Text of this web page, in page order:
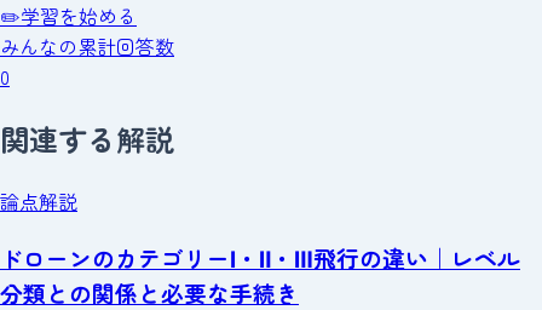
✏️学習を始める
みんなの累計回答数
0
関連する解説
論点解説
ドローンのカテゴリーⅠ・Ⅱ・Ⅲ飛行の違い｜レベル
分類との関係と必要な手続き